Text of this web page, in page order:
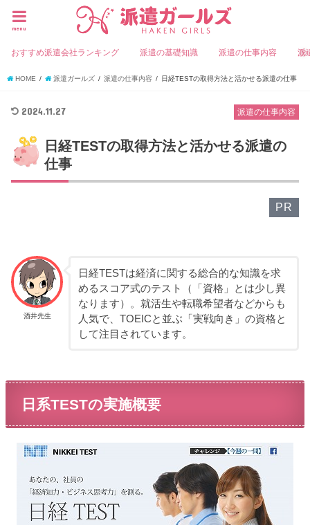
menu
おすすめ派遣会社ランキング 派遣の基礎知識 派遣の仕事内容 派
HOME 派遣ガールズ 派遣の仕事内容 日経TESTの取得方法と活かせる派遣の仕事
派遣の仕事内容
2024.11.27
日経TESTの取得方法と活かせる派遣の
仕事
PR
酒井先生
日経TESTは経済に関する総合的な知識を求
めるスコア式のテスト（「資格」とは少し異
なります）。就活生や転職希望者などからも
人気で、TOEICと並ぶ「実戦向き」の資格と
して注目されています。
日系TESTの実施概要